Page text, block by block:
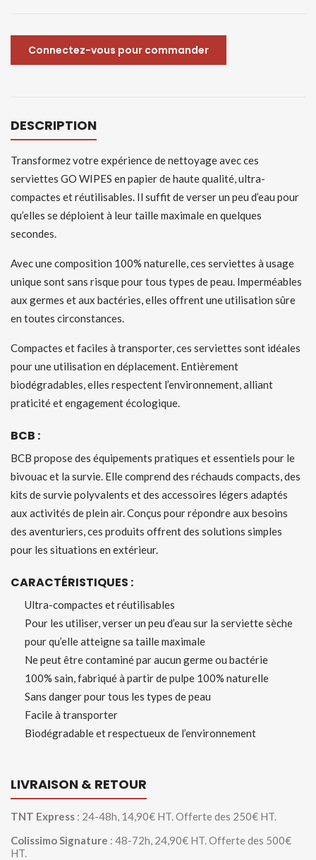
Connectez-vous pour commander
DESCRIPTION
Transformez votre expérience de nettoyage avec ces
serviettes GO WIPES en papier de haute qualité, ultra-
compactes et réutilisables. Il suffit de verser un peu d’eau pour
qu’elles se déploient à leur taille maximale en quelques
secondes.
Avec une composition 100% naturelle, ces serviettes à usage
unique sont sans risque pour tous types de peau. Imperméables
aux germes et aux bactéries, elles offrent une utilisation sûre
en toutes circonstances.
Compactes et faciles à transporter, ces serviettes sont idéales
pour une utilisation en déplacement. Entièrement
biodégradables, elles respectent l’environnement, alliant
praticité et engagement écologique.
BCB :
BCB propose des équipements pratiques et essentiels pour le
bivouac et la survie. Elle comprend des réchauds compacts, des
kits de survie polyvalents et des accessoires légers adaptés
aux activités de plein air. Conçus pour répondre aux besoins
des aventuriers, ces produits offrent des solutions simples
pour les situations en extérieur.
CARACTÉRISTIQUES :
Ultra-compactes et réutilisables
Pour les utiliser, verser un peu d’eau sur la serviette sèche
pour qu’elle atteigne sa taille maximale
Ne peut être contaminé par aucun germe ou bactérie
100% sain, fabriqué à partir de pulpe 100% naturelle
Sans danger pour tous les types de peau
Facile à transporter
Biodégradable et respectueux de l’environnement
LIVRAISON & RETOUR
TNT Express : 24-48h, 14,90€ HT. Offerte des 250€ HT.
Colissimo Signature : 48-72h, 24,90€ HT. Offerte des 500€
HT.